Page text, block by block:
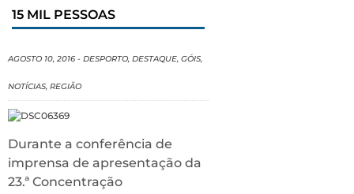
15 MIL PESSOAS
AGOSTO 10, 2016 - DESPORTO, DESTAQUE, GÓIS,
NOTÍCIAS, REGIÃO
Durante a conferência de
imprensa de apresentação da
23.ª Concentração